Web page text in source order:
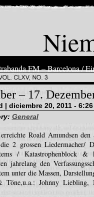
FM – Barcelona /
– 17.
| diciembre 20, 2011 -
General
Roald Amundsen
2 grossen Liedermacher/
/ Katastrophenblock &
jahrelang den
unter die Massen,
Johnny